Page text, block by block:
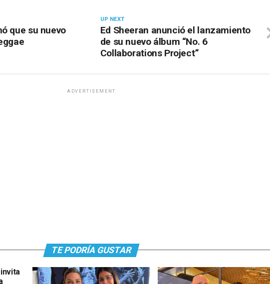
UP NEXT
Ed Sheeran anunció el lanzamiento
de su nuevo álbum “No. 6
Collaborations Project”
que su nuevo
ADVERTISEMENT
TE PODRÍA GUSTAR